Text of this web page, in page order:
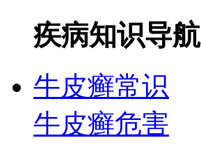
疾病知识导航
牛皮癣常识
牛皮癣危害